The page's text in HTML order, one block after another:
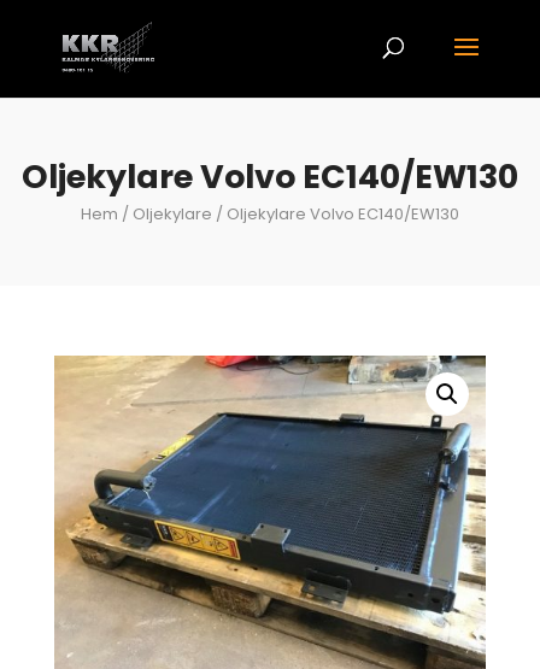
Oljekylare Volvo EC140/EW130
Hem / Oljekylare / Oljekylare Volvo EC140/EW130